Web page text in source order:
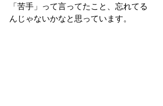
「苦手」って言ってたこと、忘れてる
んじゃないかなと思っています。